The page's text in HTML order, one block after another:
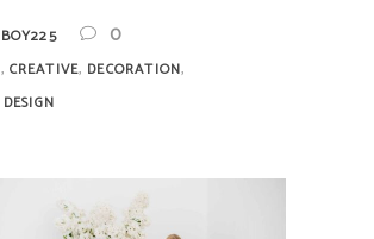
0
, CREATIVE, DECORATION,